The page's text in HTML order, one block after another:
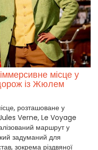
місце у
із Жюлем
розташоване у
Verne, Le Voyage
маршрут у
задуманий для
зокрема різдвяної